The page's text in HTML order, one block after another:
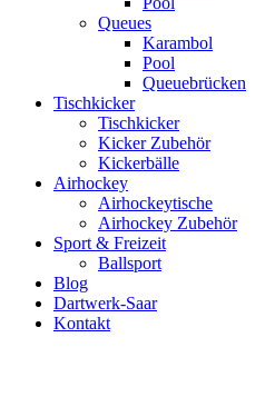
Queues
Karambol
Pool
Queuebrücken
Tischkicker
Tischkicker
Kicker Zubehör
Kickerbälle
Airhockey
Airhockeytische
Airhockey Zubehör
Sport & Freizeit
Ballsport
Blog
Dartwerk-Saar
Kontakt